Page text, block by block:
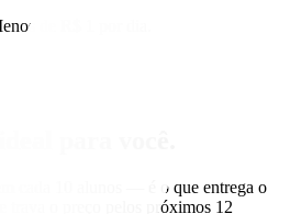
de R$ 1 por dia.
cada 10 alunos — é o que entrega o
trava o preço pelos próximos 12